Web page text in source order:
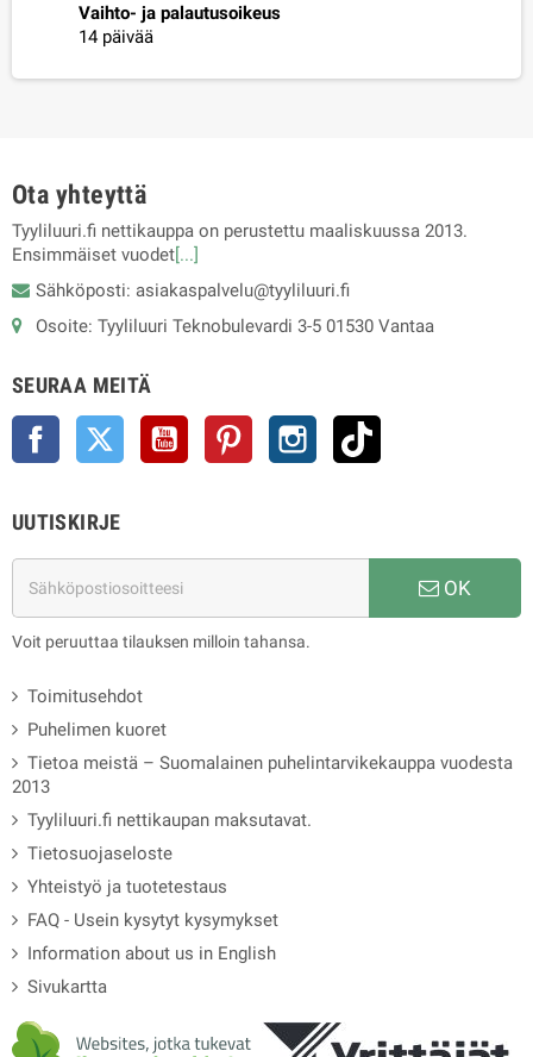
Vaihto- ja palautusoikeus
14 päivää
Ota yhteyttä
Tyyliluuri.fi nettikauppa on perustettu maaliskuussa 2013.
Ensimmäiset vuodet[...]
Sähköposti: asiakaspalvelu@tyyliluuri.fi
Osoite: Tyyliluuri Teknobulevardi 3-5 01530 Vantaa
SEURAA MEITÄ
Facebook Twitter YouTube Pinterest Instagram
UUTISKIRJE
OK
Voit peruuttaa tilauksen milloin tahansa.
Toimitusehdot
Puhelimen kuoret
Tietoa meistä – Suomalainen puhelintarvikekauppa vuodesta
2013
Tyyliluuri.fi nettikaupan maksutavat.
Tietosuojaseloste
Yhteistyö ja tuotetestaus
FAQ - Usein kysytyt kysymykset
Information about us in English
Sivukartta